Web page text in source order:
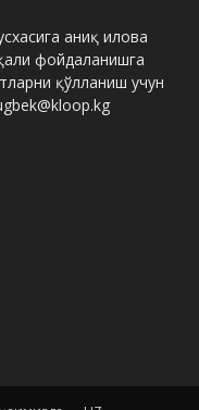
аниқ илова
фойдаланишга
қўлланиш учун